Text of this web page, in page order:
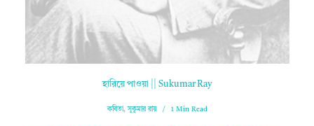
হারিয়ে পাওয়া || Sukumar Ray
কবিতা,সুকুমার রায় 1 Min Read